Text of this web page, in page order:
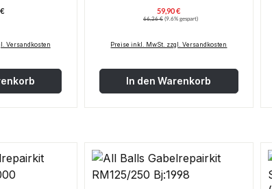
Preis:
Versandkosten
Verkaufspreis:
59,90 €
Regulärer Preis:
66,26 € (9.6% gespart)
Preise inkl. MwSt. zzgl. Versandkosten
In den Warenkorb